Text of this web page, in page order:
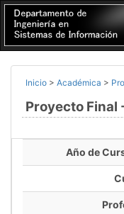
Inicio > Académica >
Proyecto Final
Año de